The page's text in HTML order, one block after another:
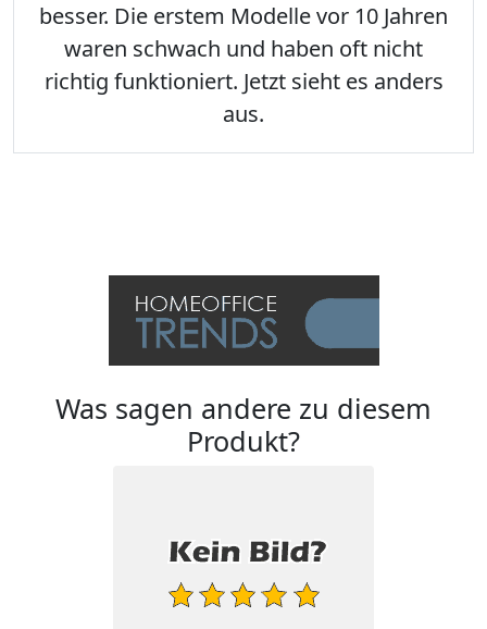
besser. Die erstem Modelle vor 10 Jahren
waren schwach und haben oft nicht
richtig funktioniert. Jetzt sieht es anders
aus.
Was sagen andere zu diesem
Produkt?